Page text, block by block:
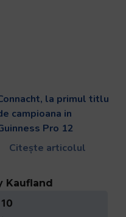
la primul titlu
campioana in
Pro 12
Citește articolul
Kaufland